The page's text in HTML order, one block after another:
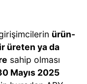
ürün-
üreten ya da
sahip olması
Mayıs 2025